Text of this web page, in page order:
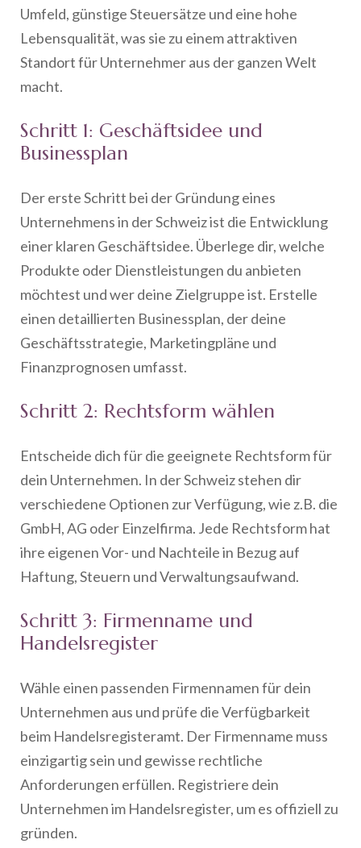
Umfeld, günstige Steuersätze und eine hohe
Lebensqualität, was sie zu einem attraktiven
Standort für Unternehmer aus der ganzen Welt
macht.
Schritt 1: Geschäftsidee und
Businessplan
Der erste Schritt bei der Gründung eines
Unternehmens in der Schweiz ist die Entwicklung
einer klaren Geschäftsidee. Überlege dir, welche
Produkte oder Dienstleistungen du anbieten
möchtest und wer deine Zielgruppe ist. Erstelle
einen detaillierten Businessplan, der deine
Geschäftsstrategie, Marketingpläne und
Finanzprognosen umfasst.
Schritt 2: Rechtsform wählen
Entscheide dich für die geeignete Rechtsform für
dein Unternehmen. In der Schweiz stehen dir
verschiedene Optionen zur Verfügung, wie z.B. die
GmbH, AG oder Einzelfirma. Jede Rechtsform hat
ihre eigenen Vor- und Nachteile in Bezug auf
Haftung, Steuern und Verwaltungsaufwand.
Schritt 3: Firmenname und
Handelsregister
Wähle einen passenden Firmennamen für dein
Unternehmen aus und prüfe die Verfügbarkeit
beim Handelsregisteramt. Der Firmenname muss
einzigartig sein und gewisse rechtliche
Anforderungen erfüllen. Registriere dein
Unternehmen im Handelsregister, um es offiziell zu
gründen.